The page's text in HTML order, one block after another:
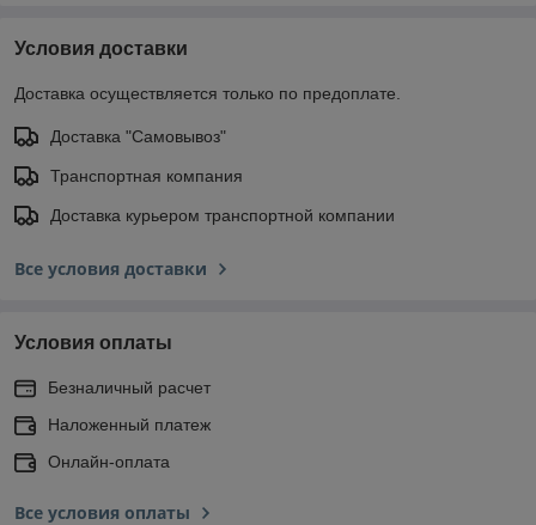
Условия доставки
Доставка осуществляется только по предоплате.
Доставка "Самовывоз"
Транспортная компания
Доставка курьером транспортной компании
Все условия доставки
Условия оплаты
Безналичный расчет
Наложенный платеж
Онлайн-оплата
Все условия оплаты